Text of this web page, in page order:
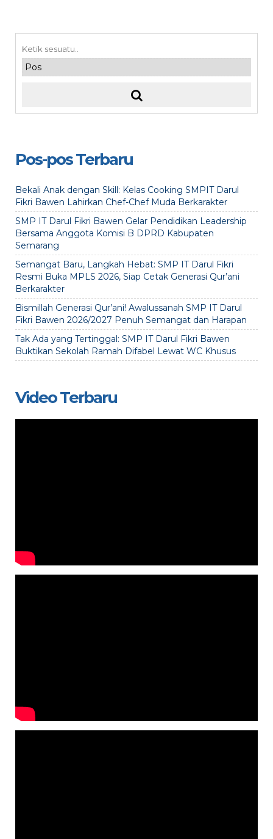
Pos-pos Terbaru
Bekali Anak dengan Skill: Kelas Cooking SMPIT Darul
Fikri Bawen Lahirkan Chef-Chef Muda Berkarakter
SMP IT Darul Fikri Bawen Gelar Pendidikan Leadership
Bersama Anggota Komisi B DPRD Kabupaten
Semarang
Semangat Baru, Langkah Hebat: SMP IT Darul Fikri
Resmi Buka MPLS 2026, Siap Cetak Generasi Qur’ani
Berkarakter
Bismillah Generasi Qur’ani! Awalussanah SMP IT Darul
Fikri Bawen 2026/2027 Penuh Semangat dan Harapan
Tak Ada yang Tertinggal: SMP IT Darul Fikri Bawen
Buktikan Sekolah Ramah Difabel Lewat WC Khusus
Video Terbaru